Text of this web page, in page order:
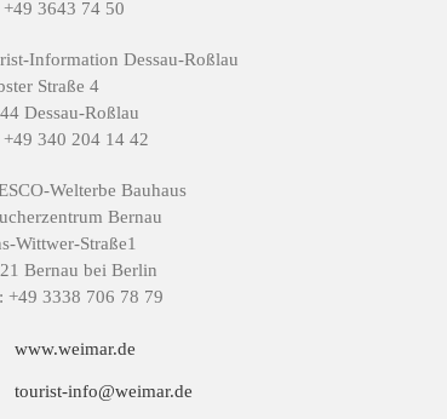
+49 3643 74 50
Information Dessau-Roßlau
Straße 4
Dessau-Roßlau
+49 340 204 14 42
Welterbe Bauhaus
Bernau
Wittwer-Straße1
Bernau bei Berlin
+49 3338 706 78 79
www.weimar.de
tourist-info@weimar.de